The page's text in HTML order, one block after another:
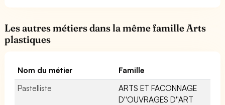
Les autres métiers dans la même famille Arts
plastiques
Nom du métier
Famille
Pastelliste
ARTS ET FACONNAGE
D''OUVRAGES D''ART